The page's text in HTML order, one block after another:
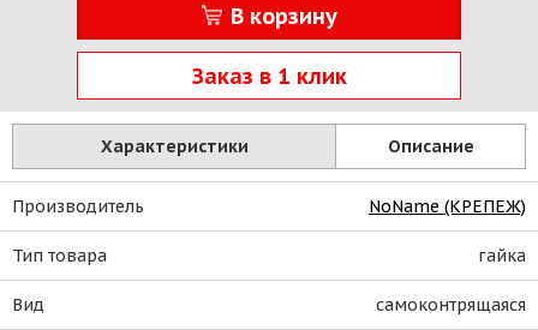
В корзину
Заказ в 1 клик
Характеристики Описание
Производитель NoName (КРЕПЕЖ)
Тип товара гайка
Вид самоконтрящаяся